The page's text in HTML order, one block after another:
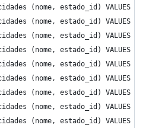
cidades (nome, estado_id) VALUES
cidades (nome, estado_id) VALUES
cidades (nome, estado_id) VALUES
cidades (nome, estado_id) VALUES
cidades (nome, estado_id)
cidades (nome, estado_id)
cidades (nome, estado_id)
cidades (nome, estado_id) VALUES
cidades (nome, estado_id) VALUES